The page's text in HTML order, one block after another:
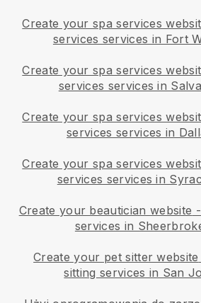
Create your spa services
services services in Fort
Create your spa services
services services in
Create your spa services
services services in
Create your spa services
services services in
Create your beautician website -
services in
Create your pet sitter website
sitting services in San